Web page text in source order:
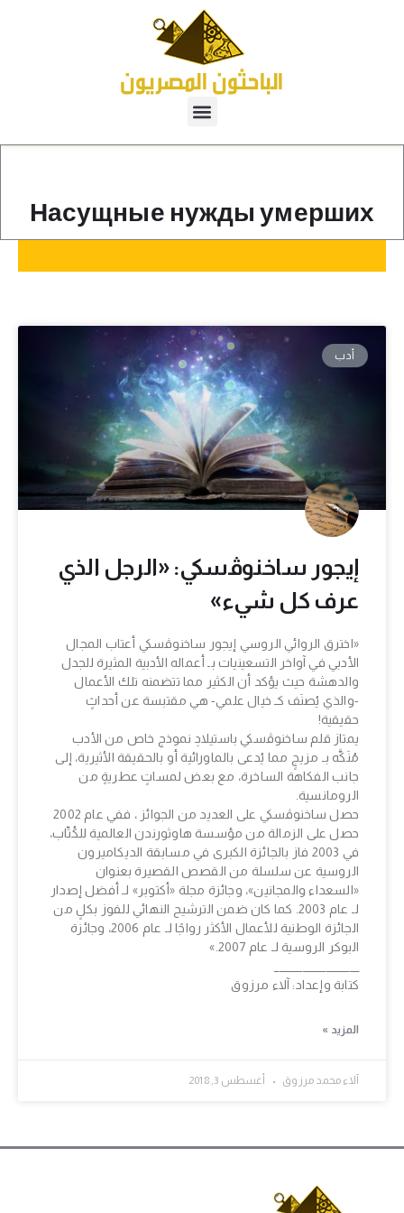
Насущные нужды умерших
أدب
إيجور ساخنوﭬسكي: «الرجل الذي
عرف كل شيء»
«اخترق الروائي الروسي إيجور ساخنوﭬسكي أعتاب المجال
الأدبي في آواخر التسعينيات بـ أعماله الأدبية المثيرة للجدل
والدهشة حيث يؤكد أن الكثير مما تتضمنه تلك الأعمال
-والذي يُصنَف كـ خيال علمي- هي مقتبسة عن أحداثٍ
حقيقية!
يمتاز قلم ساخنوﭬسكي باستيلادِ نموذج خاص من الأدب
مُنَكَّه بـ مزيجٍ مما يُدعى بالماورائية أو بالحقيقة الأثيرية، إلى
جانب الفكاهة الساخرة، مع بعض لمساتٍ عطريةٍ من
الرومانسية.
حصل ساخنوﭬسكي على العديد من الجوائز ، ففي عام 2002
حصل على الزمالة من مؤسسة هاوثورندن العالمية للكُتّاب،
في 2003 فاز بالجائزة الكبرى في مسابقة الديكاميرون
الروسية عن سلسلة من القصص القصيرة بعنوان
«السعداء والمجانين»، وجائزة مجلة «أكتوبر» لـ أفضل إصدار
لـ عام 2003. كما كان ضمن الترشيح النهائي للفوز بكلٍ من
الجائزة الوطنية للأعمال الأكثر رواجًا لـ عام 2006، وجائزة
البوكر الروسية لـ عام 2007.»
كتابة وإعداد: آلاء مرزوق
المزيد »
آلاء محمد مرزوق أغسطس 3, 2018